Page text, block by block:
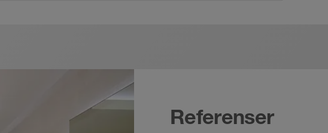
tyska tätningsstandarden DIN 18534 och har, i kombination med
för byggnadsmyndigheter).
LINE är enligt ETAG 022 (komposittätning) en komponent i
Schlüter-produkterna som nämns ovan och som har
Referenser